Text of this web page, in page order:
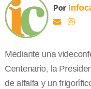
Por
Mediante una
Centenario, la
de alfalfa y un